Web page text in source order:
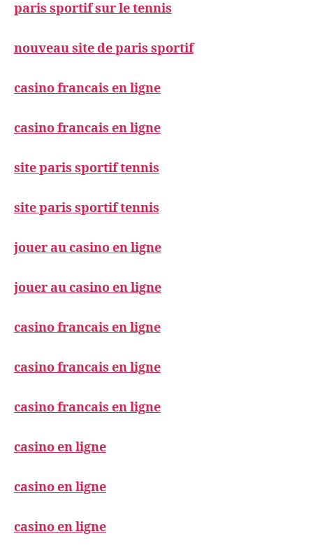
paris sportif sur le tennis
nouveau site de paris sportif
casino francais en ligne
casino francais en ligne
site paris sportif tennis
site paris sportif tennis
jouer au casino en ligne
jouer au casino en ligne
casino francais en ligne
casino francais en ligne
casino francais en ligne
casino en ligne
casino en ligne
casino en ligne